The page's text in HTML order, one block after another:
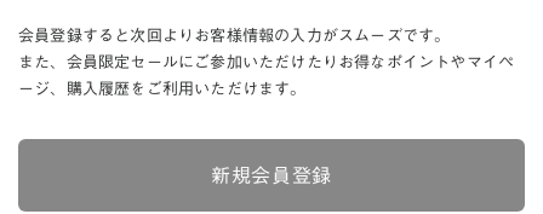
会員登録すると次回よりお客様情報の入力がスムーズです。
また、会員限定セールにご参加いただけたりお得なポイントやマイペ
ージ、購入履歴をご利用いただけます。
新規会員登録